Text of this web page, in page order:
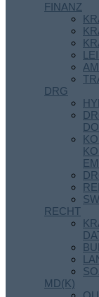
FINANZ
DRG
RECHT
MD(K)